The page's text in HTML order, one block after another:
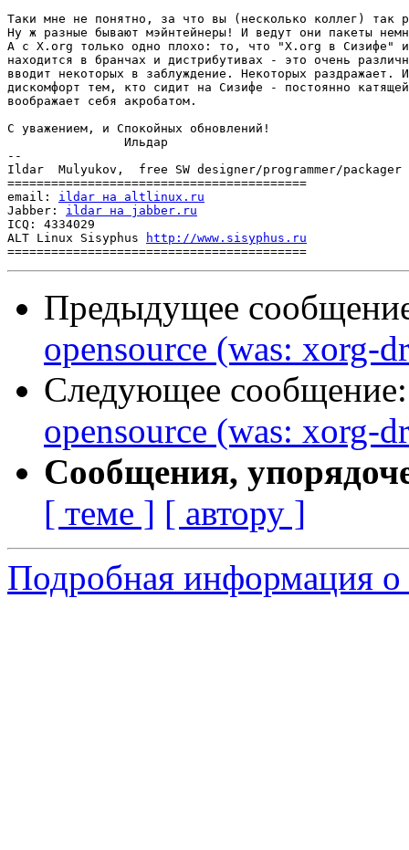
Таки мне не понятно, за что вы (несколько коллег) так
Ну ж разные бывают мэйнтейнеры! И ведут они пакеты
А с X.org только одно плохо: то, что "X.org в
находится в бранчах и дистрибутивах - это очень
вводит некоторых в заблуждение. Некоторых
дискомфорт тем, кто сидит на Сизифе - постоянно
воображает себя акробатом.
С уважением, и Спокойных обновлений!
--
Ildar  Mulyukov,  free SW designer/programmer/packager
=========================================
email: ildar на altlinux.ru
Jabber: ildar на jabber.ru
ICQ: 4334029
ALT Linux Sisyphus
http://www.sisyphus.ru
Предыдущее
opensource (was: xorg-
Следующее
opensource (was: xorg-
Сообщения,
[ теме ] [ автору ]
Подробная информация о